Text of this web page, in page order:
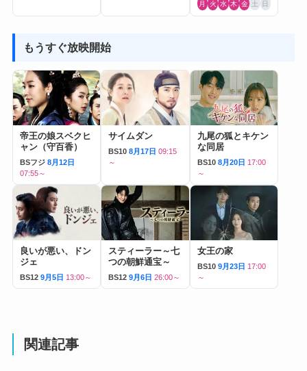
月 火 水 木 金 土 日
もうすぐ放映開始
帝王の娘スベクヒ
ャン（守百香）
BSフジ 8月12日
07:55～
サイムダン
BS10 8月17日 09:15
～
九尾の狐とキケン
な同居
BS10 8月20日 17:00
～
良いが悪い、ドン
ジェ
BS12 9月5日 13:00～
スティーラー～七
つの朝鮮通宝～
BS12 9月6日 26:00～
女王の家
BS10 9月23日 17:00
～
関連記事